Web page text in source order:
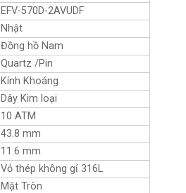
EFV-570D-2AVUDF
Nhật
Đồng hồ Nam
Quartz /Pin
Kính Khoáng
Dây Kim loại
10 ATM
43.8 mm
11.6 mm
Vỏ thép không gỉ 316L
Mặt Tròn